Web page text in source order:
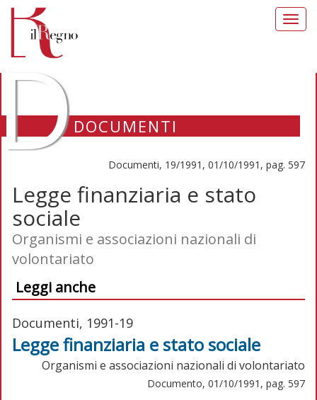
DOCUMENTI
Documenti, 19/1991, 01/10/1991, pag. 597
Legge finanziaria e stato
sociale
Organismi e associazioni nazionali di
volontariato
Leggi anche
Documenti, 1991-19
Legge finanziaria e stato sociale
Organismi e associazioni nazionali di volontariato
Documento, 01/10/1991, pag. 597